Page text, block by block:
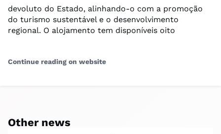
devoluto do Estado, alinhando-o com a promoção
do turismo sustentável e o desenvolvimento
regional. O alojamento tem disponíveis oito
Continue reading on website
Other news